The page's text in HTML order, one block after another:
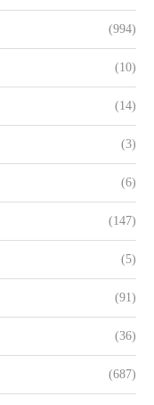
(994)
(10)
(14)
(3)
(6)
(147)
(5)
(91)
(36)
(687)